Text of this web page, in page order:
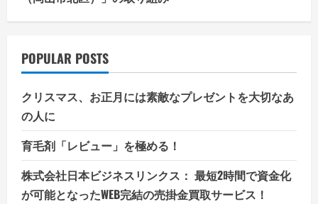
POPULAR POSTS
クリスマス、お正月には素敵なプレゼントを大切なあ
の人に
育毛剤「レビュー」を極める！
株式会社日本ビジネスリンクス： 最短2時間で資金化
が可能となったWEB完結の売掛金買取サービス！